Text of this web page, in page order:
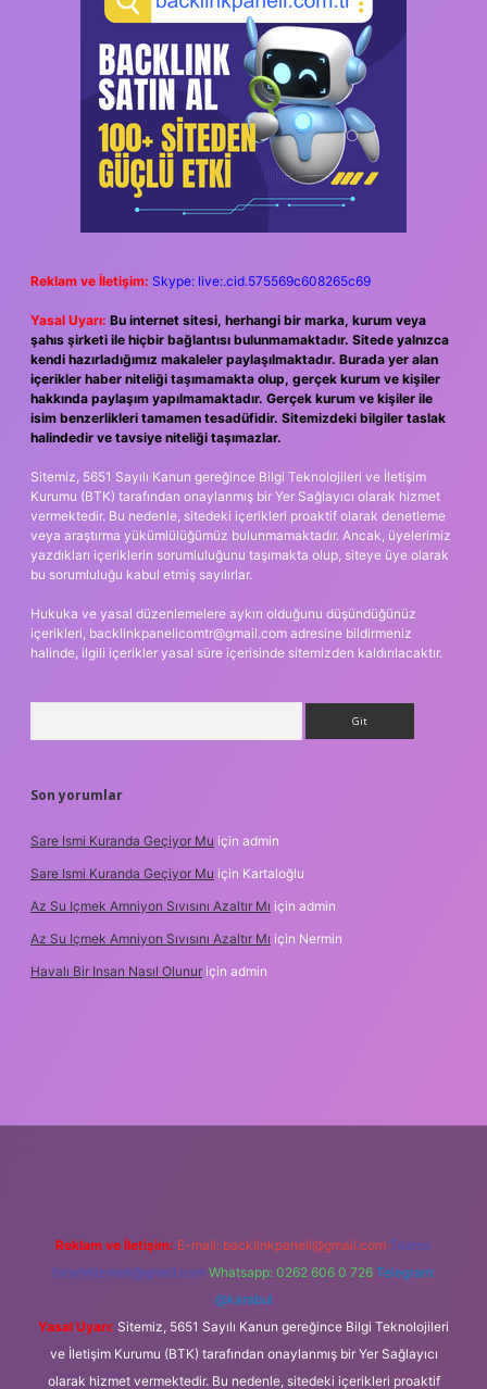
Reklam ve İletişim: Skype: live:.cid.575569c608265c69
Yasal Uyarı: Bu internet sitesi, herhangi bir marka, kurum veya
şahıs şirketi ile hiçbir bağlantısı bulunmamaktadır. Sitede yalnızca
kendi hazırladığımız makaleler paylaşılmaktadır. Burada yer alan
içerikler haber niteliği taşımamakta olup, gerçek kurum ve kişiler
hakkında paylaşım yapılmamaktadır. Gerçek kurum ve kişiler ile
isim benzerlikleri tamamen tesadüfidir. Sitemizdeki bilgiler taslak
halindedir ve tavsiye niteliği taşımazlar.
Sitemiz, 5651 Sayılı Kanun gereğince Bilgi Teknolojileri ve İletişim
Kurumu (BTK) tarafından onaylanmış bir Yer Sağlayıcı olarak hizmet
vermektedir. Bu nedenle, sitedeki içerikleri proaktif olarak denetleme
veya araştırma yükümlülüğümüz bulunmamaktadır. Ancak, üyelerimiz
yazdıkları içeriklerin sorumluluğunu taşımakta olup, siteye üye olarak
bu sorumluluğu kabul etmiş sayılırlar.
Hukuka ve yasal düzenlemelere aykırı olduğunu düşündüğünüz
içerikleri, backlinkpanelicomtr@gmail.com adresine bildirmeniz
halinde, ilgili içerikler yasal süre içerisinde sitemizden kaldırılacaktır.
Son yorumlar
Sare Ismi Kuranda Geçiyor Mu için admin
Sare Ismi Kuranda Geçiyor Mu için Kartaloğlu
Az Su Içmek Amniyon Sıvısını Azaltır Mı için admin
Az Su Içmek Amniyon Sıvısını Azaltır Mı için Nermin
Havalı Bir Insan Nasıl Olunur için admin
Reklam ve İletişim: E-mail: backlinkpaneli@gmail.com Teams:
forumhizmeti@gmail.com Whatsapp: 0262 606 0 726 Telegram:
@karabul
Yasal Uyarı: Sitemiz, 5651 Sayılı Kanun gereğince Bilgi Teknolojileri
ve İletişim Kurumu (BTK) tarafından onaylanmış bir Yer Sağlayıcı
olarak hizmet vermektedir. Bu nedenle, sitedeki içerikleri proaktif